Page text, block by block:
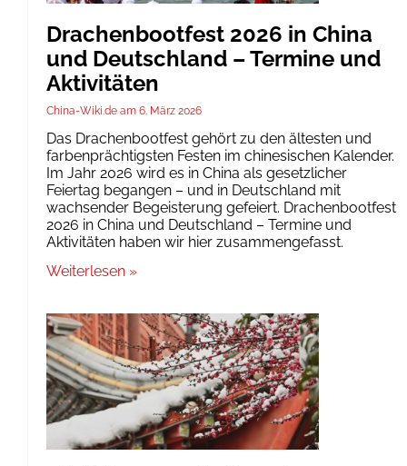
Drachenbootfest 2026 in China
und Deutschland – Termine und
Aktivitäten
China-Wiki.de 6. März 2026
Das Drachenbootfest gehört zu den ältesten und
farbenprächtigsten Festen im chinesischen Kalender.
Im Jahr 2026 wird es in China als gesetzlicher
Feiertag begangen – und in Deutschland mit
wachsender Begeisterung gefeiert. Drachenbootfest
2026 in China und Deutschland – Termine und
Aktivitäten haben wir hier zusammengefasst.
Weiterlesen »